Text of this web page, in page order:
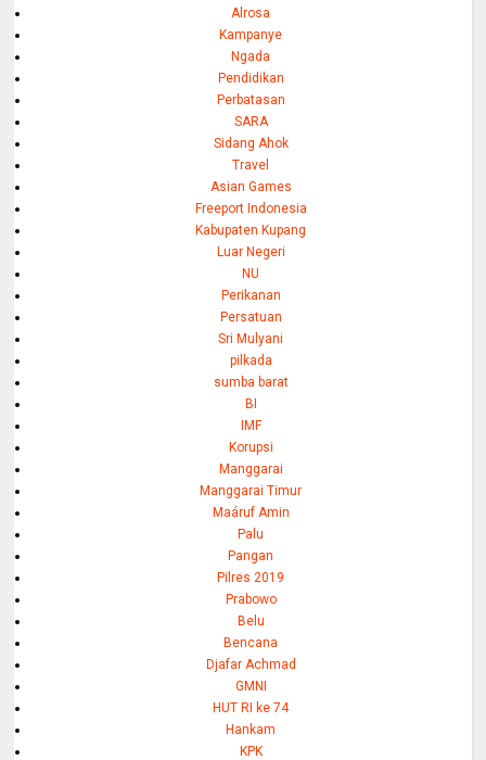
Alrosa
Kampanye
Ngada
Pendidikan
Perbatasan
SARA
Sidang Ahok
Travel
Asian Games
Freeport Indonesia
Kabupaten Kupang
Luar Negeri
NU
Perikanan
Persatuan
Sri Mulyani
pilkada
sumba barat
BI
IMF
Korupsi
Manggarai
Manggarai Timur
Maáruf Amin
Palu
Pangan
Pilres 2019
Prabowo
Belu
Bencana
Djafar Achmad
GMNI
HUT RI ke 74
Hankam
KPK